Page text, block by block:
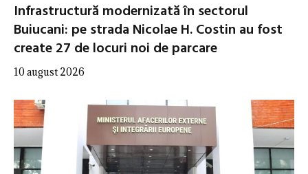
Infrastructură modernizată în sectorul
Buiucani: pe strada Nicolae H. Costin au fost
create 27 de locuri noi de parcare
10 august 2026